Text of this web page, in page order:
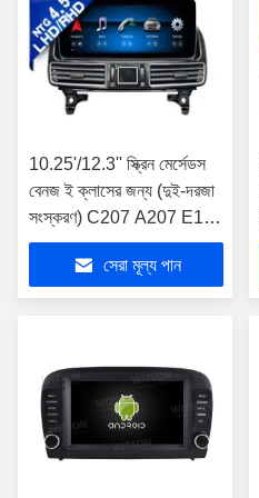
10.25'/12.3'' স্ক্রিন মের্সেডস
বেনজ ই ক্লাসের জন্য (দুই-দরজা
সংস্করণ) C207 A207 E180
E200 E260 E300 E320
E350 E400 E500 E550
E63AMG 2015-2016
সেরা মূল্য পান